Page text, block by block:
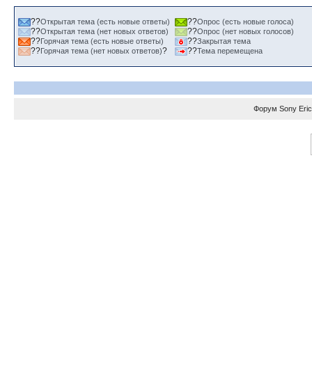
??Открытая тема (есть новые ответы)
??Открытая тема (нет новых ответов)
??Горячая тема (есть новые ответы)
??Горячая тема (нет новых ответов)?
??Опрос (есть новые голоса)
??Опрос (нет новых голосов)
??Закрытая тема
??Тема перемещена
Форум Sony